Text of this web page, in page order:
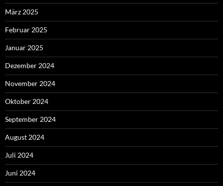
März 2025
Februar 2025
Januar 2025
Dezember 2024
November 2024
Oktober 2024
September 2024
August 2024
Juli 2024
Juni 2024